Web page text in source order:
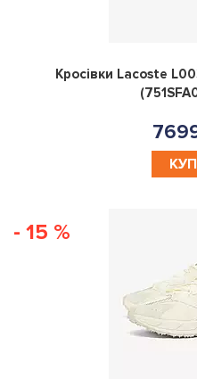
Кросівки Lacoste
- 15 %